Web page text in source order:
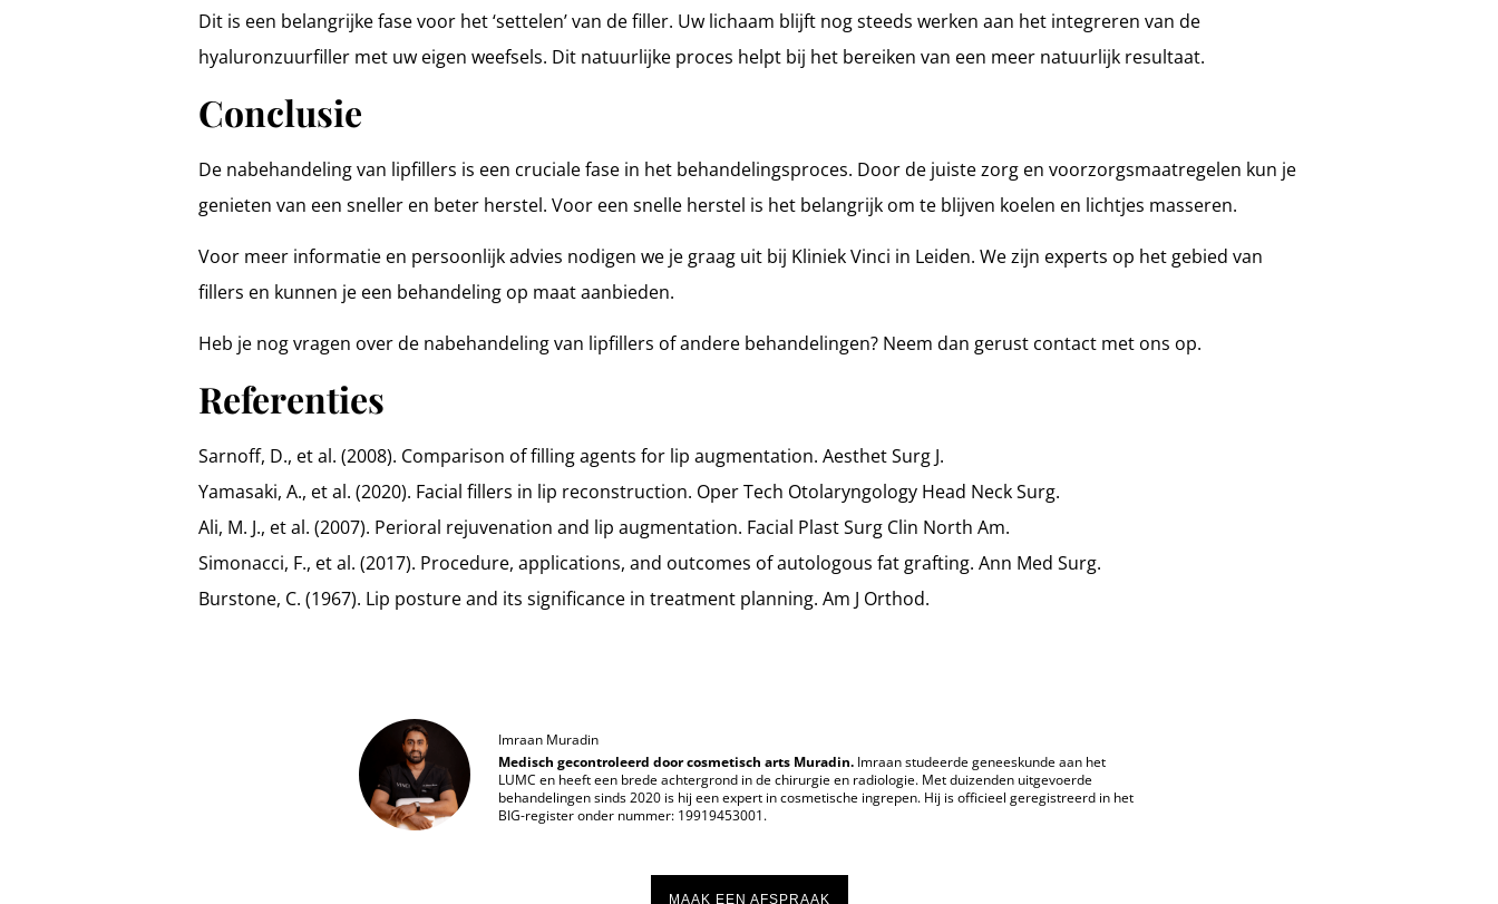
Dit is een belangrijke fase voor het ‘settelen’ van de filler. Uw lichaam blijft nog steeds werken aan het integreren van de
hyaluronzuurfiller met uw eigen weefsels. Dit natuurlijke proces helpt bij het bereiken van een meer natuurlijk resultaat.
Conclusie
De nabehandeling van lipfillers is een cruciale fase in het behandelingsproces. Door de juiste zorg en voorzorgsmaatregelen kun je
genieten van een sneller en beter herstel. Voor een snelle herstel is het belangrijk om te blijven koelen en lichtjes masseren.
Voor meer informatie en persoonlijk advies nodigen we je graag uit bij Kliniek Vinci in Leiden. We zijn experts op het gebied van
fillers en kunnen je een behandeling op maat aanbieden.
Heb je nog vragen over de nabehandeling van lipfillers of andere behandelingen? Neem dan gerust contact met ons op.
Referenties
Sarnoff, D., et al. (2008). Comparison of filling agents for lip augmentation. Aesthet Surg J.
Yamasaki, A., et al. (2020). Facial fillers in lip reconstruction. Oper Tech Otolaryngology Head Neck Surg.
Ali, M. J., et al. (2007). Perioral rejuvenation and lip augmentation. Facial Plast Surg Clin North Am.
Simonacci, F., et al. (2017). Procedure, applications, and outcomes of autologous fat grafting. Ann Med Surg.
Burstone, C. (1967). Lip posture and its significance in treatment planning. Am J Orthod.
MAAK EEN AFSPRAAK
Imraan Muradin
Medisch gecontroleerd door cosmetisch arts Muradin. Imraan studeerde geneeskunde aan het
LUMC en heeft een brede achtergrond in de chirurgie en radiologie. Met duizenden uitgevoerde
behandelingen sinds 2020 is hij een expert in cosmetische ingrepen. Hij is officieel geregistreerd in het
BIG-register onder nummer: 19919453001.